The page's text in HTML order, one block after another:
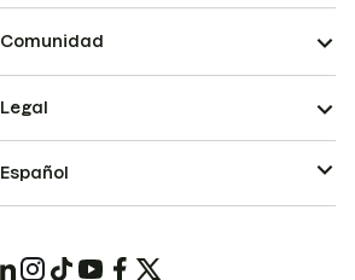
Comunidad
Legal
Español